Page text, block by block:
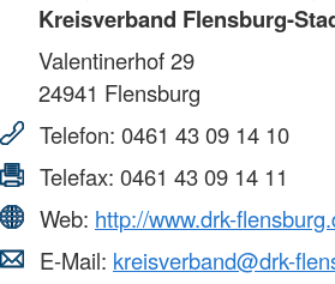
Kreisverband Flensburg-
Valentinerhof 29
24941 Flensburg
Telefon: 0461 43 09 14 10
Telefax: 0461 43 09 14 11
Web: http://www.drk-
E-Mail: kreisverband@drk-